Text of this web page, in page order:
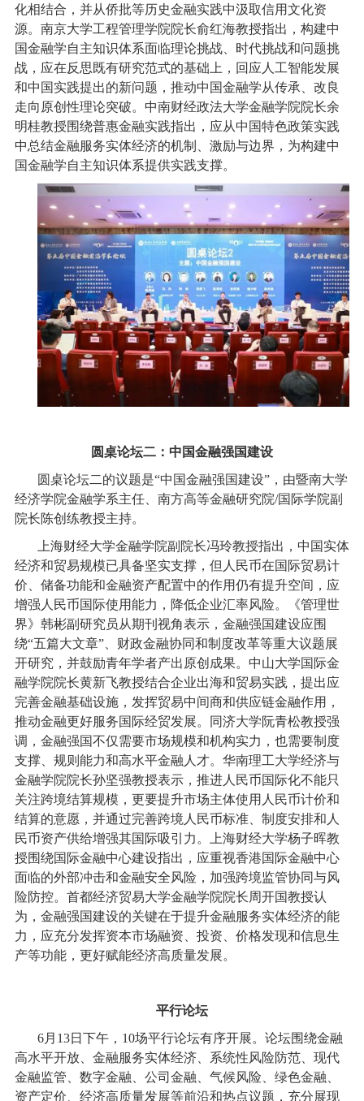
化相结合，并从侨批等历史金融实践中汲取信用文化资
源。南京大学工程管理学院院长俞红海教授指出，构建中
国金融学自主知识体系面临理论挑战、时代挑战和问题挑
战，应在反思既有研究范式的基础上，回应人工智能发展
和中国实践提出的新问题，推动中国金融学从传承、改良
走向原创性理论突破。中南财经政法大学金融学院院长余
明桂教授围绕普惠金融实践指出，应从中国特色政策实践
中总结金融服务实体经济的机制、激励与边界，为构建中
国金融学自主知识体系提供实践支撑。
圆桌论坛二：中国金融强国建设
圆桌论坛二的议题是“中国金融强国建设”，由暨南大学
经济学院金融学系主任、南方高等金融研究院/国际学院副
院长陈创练教授主持。
上海财经大学金融学院副院长冯玲教授指出，中国实体
经济和贸易规模已具备坚实支撑，但人民币在国际贸易计
价、储备功能和金融资产配置中的作用仍有提升空间，应
增强人民币国际使用能力，降低企业汇率风险。《管理世
界》韩彬副研究员从期刊视角表示，金融强国建设应围
绕“五篇大文章”、财政金融协同和制度改革等重大议题展
开研究，并鼓励青年学者产出原创成果。中山大学国际金
融学院院长黄新飞教授结合企业出海和贸易实践，提出应
完善金融基础设施，发挥贸易中间商和供应链金融作用，
推动金融更好服务国际经贸发展。同济大学阮青松教授强
调，金融强国不仅需要市场规模和机构实力，也需要制度
支撑、规则能力和高水平金融人才。华南理工大学经济与
金融学院院长孙坚强教授表示，推进人民币国际化不能只
关注跨境结算规模，更要提升市场主体使用人民币计价和
结算的意愿，并通过完善跨境人民币标准、制度安排和人
民币资产供给增强其国际吸引力。上海财经大学杨子晖教
授围绕国际金融中心建设指出，应重视香港国际金融中心
面临的外部冲击和金融安全风险，加强跨境监管协同与风
险防控。首都经济贸易大学金融学院院长周开国教授认
为，金融强国建设的关键在于提升金融服务实体经济的能
力，应充分发挥资本市场融资、投资、价格发现和信息生
产等功能，更好赋能经济高质量发展。
平行论坛
6月13日下午，10场平行论坛有序开展。论坛围绕金融
高水平开放、金融服务实体经济、系统性风险防范、现代
金融监管、数字金融、公司金融、气候风险、绿色金融、
资产定价、经济高质量发展等前沿和热点议题，充分展现